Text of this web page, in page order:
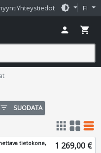
Yhteystiedot brightness_medium FI
person shopping_cart
filter_list SUODATA
apps grid_view table_rows
tietokone,
1 269,00 €